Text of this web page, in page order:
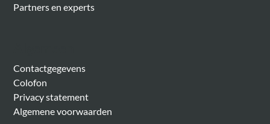
Partners en experts
Contactgegevens
Colofon
Privacy statement
Algemene voorwaarden